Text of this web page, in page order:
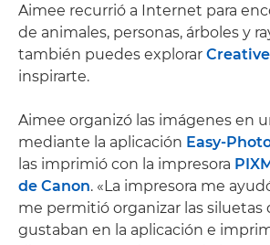
Aimee recurrió a Internet para
de animales, personas, árboles y
también puedes explorar
inspirarte.
Aimee organizó las imágenes en
mediante la aplicación Easy-
las imprimió con la impresora
de Canon. «La impresora me
me permitió organizar las siluetas
gustaban en la aplicación e